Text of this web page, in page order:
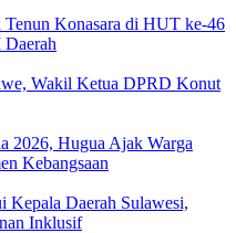
Konasara di HUT ke-46
Wakil Ketua DPRD Konut
2026, Hugua Ajak Warga
Kebangsaan
Kepala Daerah Sulawesi,
Inklusif